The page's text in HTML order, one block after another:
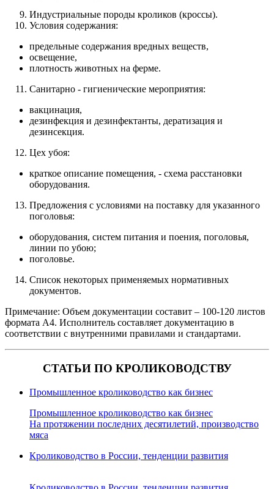
Индустриальные породы кроликов (кроссы).
Условия содержания:
предельные содержания вредных веществ,
освещение,
плотность животных на ферме.
Санитарно - гигиенические мероприятия:
вакцинация,
дезинфекция и дезинфектанты, дератизация и
дезинсекция.
Цех убоя:
краткое описание помещения, - схема расстановки
оборудования.
Предложения с условиями на поставку для указанного
поголовья:
оборудования, систем питания и поения, поголовья,
линии по убою;
поголовье.
Список некоторых применяемых нормативных
документов.
Примечание: Объем документации составит – 100-120 листов
формата А4. Исполнитель составляет документацию в
соответствии с внутренними правилами и стандартами.
СТАТЬИ ПО КРОЛИКОВОДСТВУ
Промышленное кролиководство как бизнес
Промышленное кролиководство как бизнес
На протяжении последних десятилетий, производство
мяса
Кролиководство в России, тенденции развития